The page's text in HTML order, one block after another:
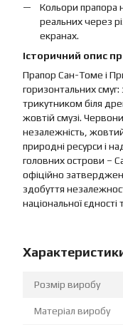
Кольори прапора
реальних через
екранах.
Історичний опис
Прапор Сан-Томе і
горизонтальних
трикутником біля
жовтій смузі.
незалежність,
природні ресурси і
головних острови –
офіційно
здобуття
національної
Розмір виробу
Матеріал виробу